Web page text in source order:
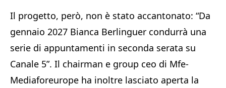
Il progetto, però, non è stato accantonato: “Da
gennaio 2027 Bianca Berlinguer condurrà una
serie di appuntamenti in seconda serata su
Canale 5”. Il chairman e group ceo di Mfe-
Mediaforeurope ha inoltre lasciato aperta la